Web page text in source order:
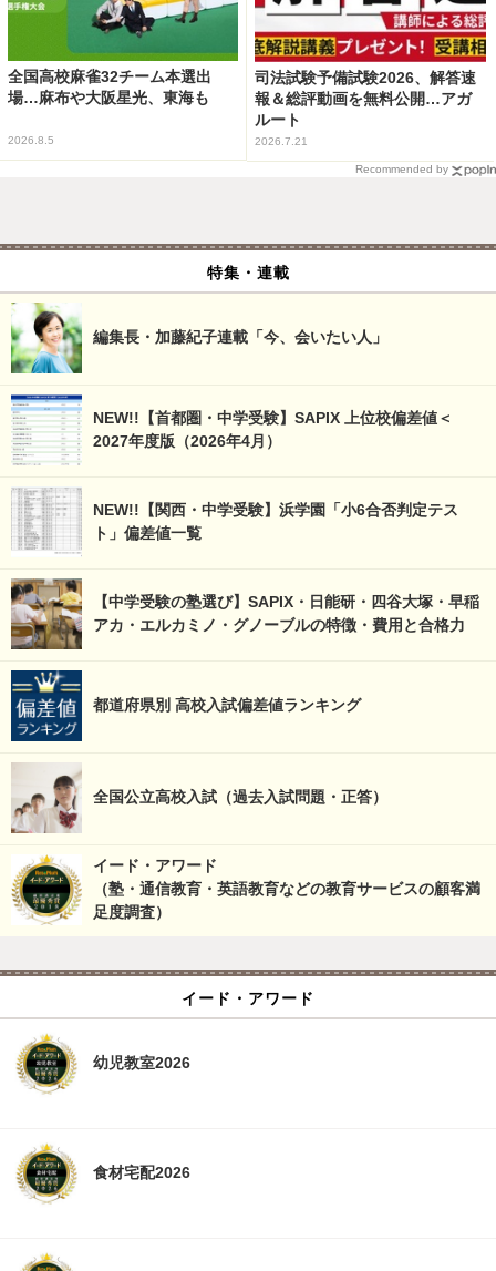
全国高校麻雀32チーム本選出
場…麻布や大阪星光、東海も
2026.8.5
司法試験予備試験2026、解答速
報＆総評動画を無料公開…アガ
ルート
2026.7.21
Recommended by
特集・連載
編集長・加藤紀子連載「今、会いたい人」
NEW!!【首都圏・中学受験】SAPIX 上位校偏差値＜
2027年度版（2026年4月）
NEW!!【関西・中学受験】浜学園「小6合否判定テス
ト」偏差値一覧
【中学受験の塾選び】SAPIX・日能研・四谷大塚・早稲
アカ・エルカミノ・グノーブルの特徴・費用と合格力
都道府県別 高校入試偏差値ランキング
全国公立高校入試（過去入試問題・正答）
イード・アワード
（塾・通信教育・英語教育などの教育サービスの顧客満
足度調査）
イード・アワード
幼児教室2026
食材宅配2026